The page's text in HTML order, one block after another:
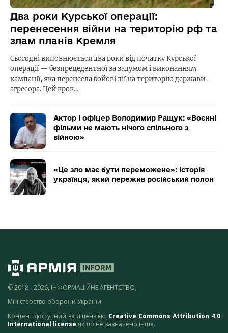
Два роки Курської операції:
перенесення війни на територію рф та
злам планів Кремля
Сьогодні виповнюється два роки від початку Курської
операції — безпрецедентної за задумом і виконанням
кампанії, яка перенесла бойові дії на територію держави-
агресора. Цей крок…
Актор і офіцер Володимир Ращук: «Воєнні
фільми не мають нічого спільного з
війною»
«Це зло має бути переможене»: історія
українця, який пережив російський полон
© 2018 - 2026, ІНФОРМАЦІЙНЕ АГЕНТСТВО,
Міністерство оборони України
Контент доступний за ліцензією Creative Commons Attribution 4.0
International license якщо не зазначено інше.